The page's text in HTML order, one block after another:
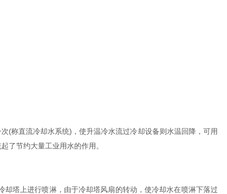
称直流冷却水系统)，使升温冷水流过冷却设备则水温回降，可用
了节约大量工业用水的作用。
塔上进行喷淋，由于冷却塔风扇的转动，使冷却水在喷淋下落过